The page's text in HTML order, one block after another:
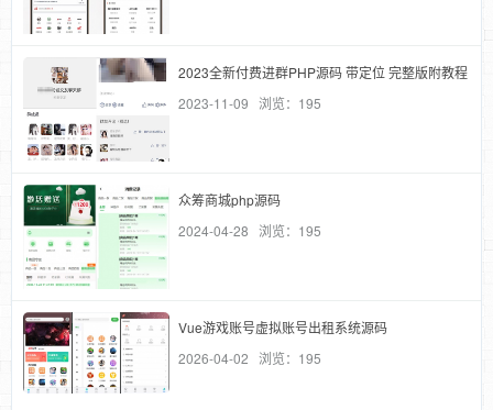
2023全新付费进群PHP源码 带定位 完整版附教程
2023-11-09 浏览：195
众筹商城php源码
2024-04-28 浏览：195
Vue游戏账号虚拟账号出租系统源码
2026-04-02 浏览：195